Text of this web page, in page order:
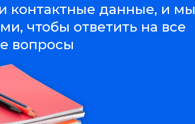
контактные данные, и мы
чтобы ответить на все
вопросы